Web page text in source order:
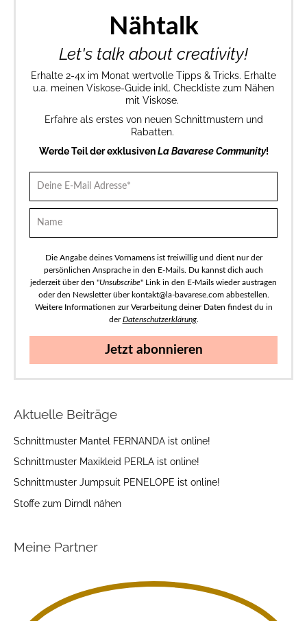
Nähtalk
Let's talk about creativity!
Erhalte 2-4x im Monat wertvolle Tipps & Tricks. Erhalte
u.a. meinen Viskose-Guide inkl. Checkliste zum Nähen
mit Viskose.
Erfahre als erstes von neuen Schnittmustern und
Rabatten.
Werde Teil der exklusivenLa Bavarese Community!
Die Angabe deines Vornamens ist freiwillig und dient nur der
persönlichen Ansprache in den E-Mails. Du kannst dich auch
jederzeit über den "Unsubscribe" Link in den E-Mails wieder austragen
oder den Newsletter über kontakt@la-bavarese.com abbestellen.
Weitere Informationen zur Verarbeitung deiner Daten findest du in
derDatenschutzerklärung.
Jetzt abonnieren
Aktuelle Beiträge
Schnittmuster Mantel FERNANDA ist online!
Schnittmuster Maxikleid PERLA ist online!
Schnittmuster Jumpsuit PENELOPE ist online!
Stoffe zum Dirndl nähen
Meine Partner